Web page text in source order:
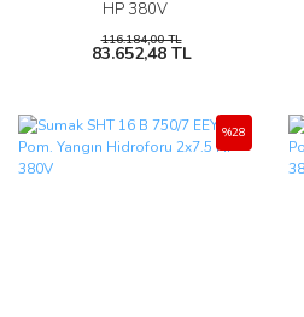
HP 380V
116.184,00 TL
83.652,48 TL
%28